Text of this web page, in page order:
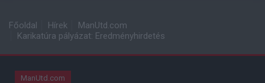
Főoldal Hírek
ManUtd.com
Karikatúra pályázat: Eredményhirdetés
ManUtd.com